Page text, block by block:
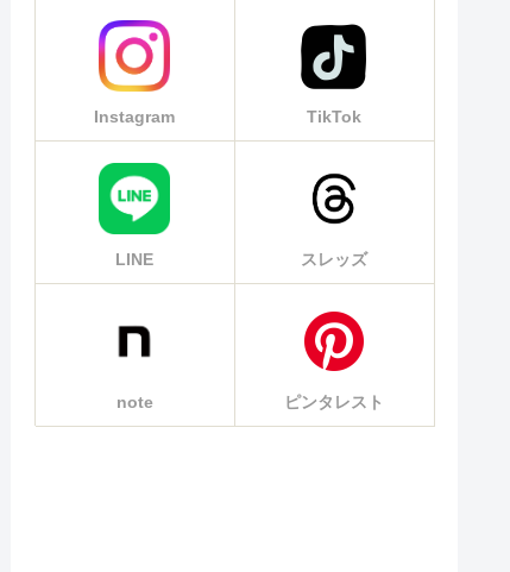
Instagram TikTok
LINE スレッズ
note ピンタレスト